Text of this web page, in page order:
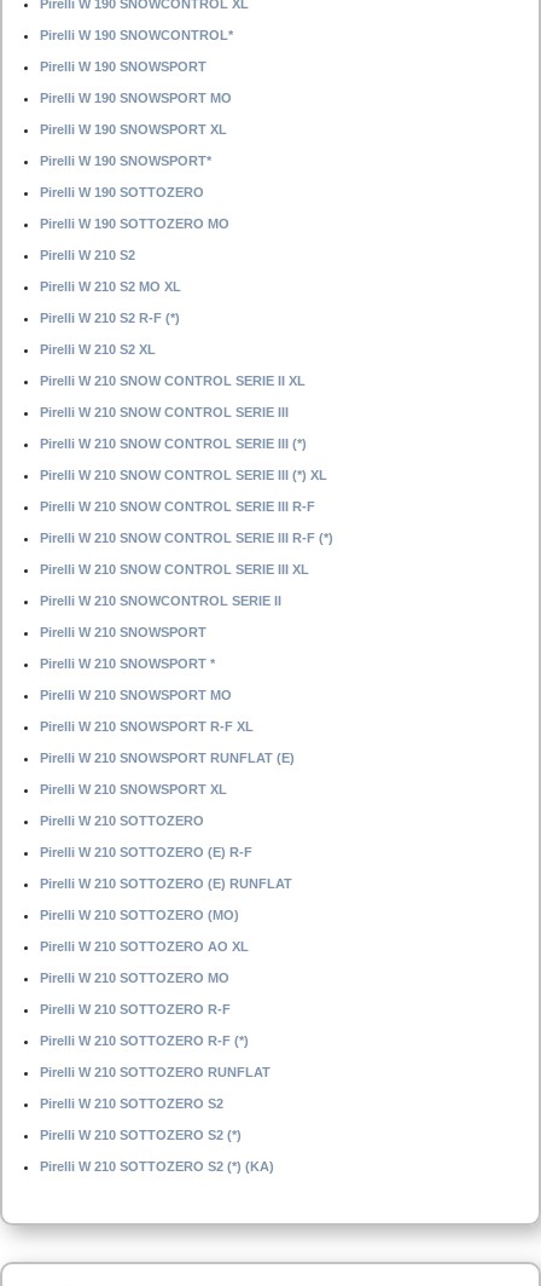
Pirelli W 190 SNOWCONTROL XL
Pirelli W 190 SNOWCONTROL*
Pirelli W 190 SNOWSPORT
Pirelli W 190 SNOWSPORT MO
Pirelli W 190 SNOWSPORT XL
Pirelli W 190 SNOWSPORT*
Pirelli W 190 SOTTOZERO
Pirelli W 190 SOTTOZERO MO
Pirelli W 210 S2
Pirelli W 210 S2 MO XL
Pirelli W 210 S2 R-F (*)
Pirelli W 210 S2 XL
Pirelli W 210 SNOW CONTROL SERIE II XL
Pirelli W 210 SNOW CONTROL SERIE III
Pirelli W 210 SNOW CONTROL SERIE III (*)
Pirelli W 210 SNOW CONTROL SERIE III (*) XL
Pirelli W 210 SNOW CONTROL SERIE III R-F
Pirelli W 210 SNOW CONTROL SERIE III R-F (*)
Pirelli W 210 SNOW CONTROL SERIE III XL
Pirelli W 210 SNOWCONTROL SERIE II
Pirelli W 210 SNOWSPORT
Pirelli W 210 SNOWSPORT *
Pirelli W 210 SNOWSPORT MO
Pirelli W 210 SNOWSPORT R-F XL
Pirelli W 210 SNOWSPORT RUNFLAT (E)
Pirelli W 210 SNOWSPORT XL
Pirelli W 210 SOTTOZERO
Pirelli W 210 SOTTOZERO (E) R-F
Pirelli W 210 SOTTOZERO (E) RUNFLAT
Pirelli W 210 SOTTOZERO (MO)
Pirelli W 210 SOTTOZERO AO XL
Pirelli W 210 SOTTOZERO MO
Pirelli W 210 SOTTOZERO R-F
Pirelli W 210 SOTTOZERO R-F (*)
Pirelli W 210 SOTTOZERO RUNFLAT
Pirelli W 210 SOTTOZERO S2
Pirelli W 210 SOTTOZERO S2 (*)
Pirelli W 210 SOTTOZERO S2 (*) (KA)